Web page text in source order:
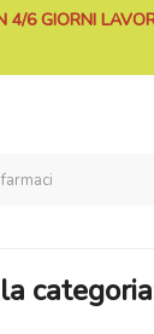
4/6 GIORNI
fegato